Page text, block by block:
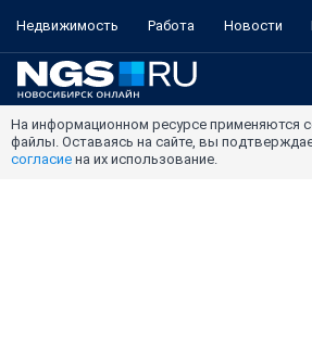
Недвижимость Работа Новости
На информационном ресурсе применяются
файлы. Оставаясь на сайте, вы
согласие на их использование.